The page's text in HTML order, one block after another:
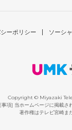
ーポリシー ソーシ
Copyright © Miyazaki
事項] 当ホームページに掲載さ
著作権はテレビ宮崎ま